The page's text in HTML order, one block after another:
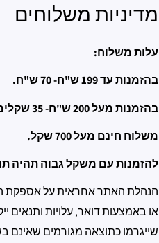
מדיניות משלוחים
עלות משלוח:
בהזמנות עד 199 ש"ח- 70 ש"ח.
בהזמנות מעל 200 ש"ח- 35 שקלים.
משלוח חינם מעל 700 שקל.
להזמנות עם משקל גבוה תהיה
הנהלת האתר אחראית על אספקת
או באמצעות דואר, עלויות
שייגרמו כתוצאה מגורמים שאינם